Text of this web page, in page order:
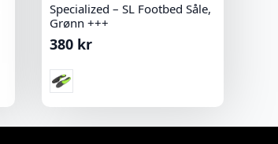
Specialized – SL Footbed Såle,
Grønn +++
380 kr